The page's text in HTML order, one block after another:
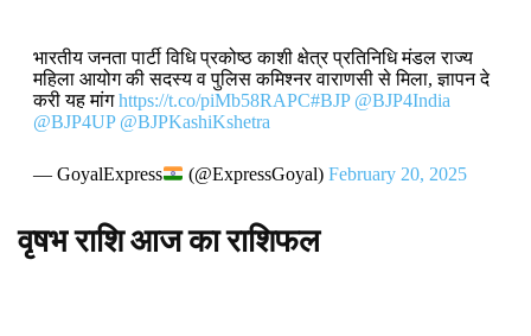
भारतीय जनता पार्टी विधि प्रकोष्ठ काशी क्षेत्र प्रतिनिधि मंडल राज्य
महिला आयोग की सदस्य व पुलिस कमिश्नर वाराणसी से मिला, ज्ञापन दे
करी यह मांगhttps://t.co/piMb58RAPC#BJP @BJP4India
@BJP4UP @BJPKashiKshetra
— GoyalExpress (@ExpressGoyal) February 20, 2025
वृषभराशिआजकाराशिफल